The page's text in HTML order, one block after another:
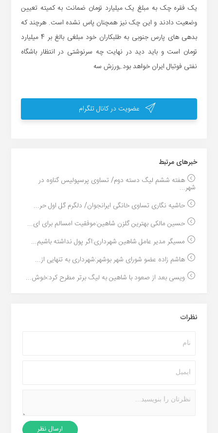
یک فقره چک به مبلغ یک میلیارد تومان ضمانت به کمیته تعیین
وضعیت دادند و این چک نیز همچنان پاس نشده است. هرچند که
بدهی های پارس جنوبی به طلبکاران خود مبلغی بالغ بر 4 میلیارد
تومان است و باید دید در نهایت چه سرنوشتی در انتظار باشگاه
نفتی فوتبال ایران خواهد بود.,ورزش سه
عضویت در کانال تلگرام
خبر‌های مرتبط
هفته ششم لیگ دسته دوم/ تساوی پرسپولیس گناوه در
شهر...
حاشیه نگاری تساوی خانگی ایرانجوان/ دلگرم گل اول حر...
حسین مالکی بهترین گلزن شاهین:موفقیت امسالم برای ای...
مسیگر مدیر عامل شاهین شهرداری:اگر پول نداشته باشیم...
هاشم زاده عضو شورای شهر بوشهر:شهرداری به تنهایی از...
ویسی بعد از صعود با شاهین به لیگ برتر مطرح کرد:خوش...
نظرات